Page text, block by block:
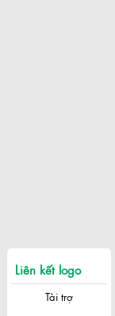
Liên kết logo
Tài trợ